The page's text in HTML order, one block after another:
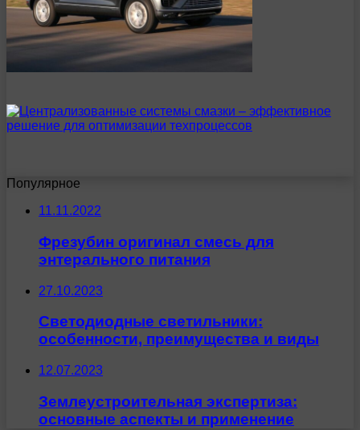
Популярное
11.11.2022
Фрезубин оригинал смесь для
энтерального питания
27.10.2023
Светодиодные светильники:
особенности, преимущества и виды
12.07.2023
Землеустроительная экспертиза:
основные аспекты и применение